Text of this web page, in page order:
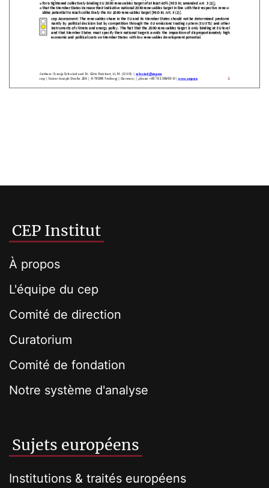
CEP Institut
À propos
L'équipe du cep
Comité de direction
Curatorium
Comité de fondation
Notre système d'analyse
Sujets européens
Institutions & traités européens